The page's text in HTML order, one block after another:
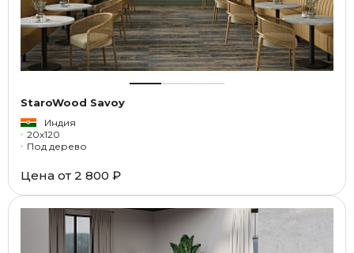
StaroWood Savoy
Индия
20x120
Под дерево
Цена от 2 800 ₽